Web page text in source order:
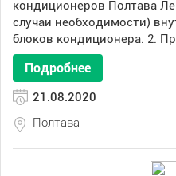
кондиционеров Полтава
случаи необходимости)
блоков кондиционера. 2.
Подробнее
21.08.2020
Полтава